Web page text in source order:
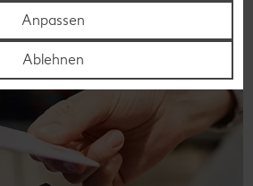
Anpassen
Ablehnen